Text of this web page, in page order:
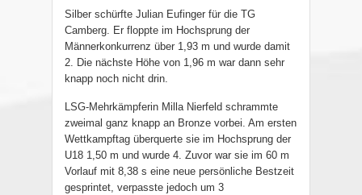
Silber schürfte Julian Eufinger für die TG
Camberg. Er floppte im Hochsprung der
Männerkonkurrenz über 1,93 m und wurde damit
2. Die nächste Höhe von 1,96 m war dann sehr
knapp noch nicht drin.
LSG-Mehrkämpferin Milla Nierfeld schrammte
zweimal ganz knapp an Bronze vorbei. Am ersten
Wettkampftag überquerte sie im Hochsprung der
U18 1,50 m und wurde 4. Zuvor war sie im 60 m
Vorlauf mit 8,38 s eine neue persönliche Bestzeit
gesprintet, verpasste jedoch um 3